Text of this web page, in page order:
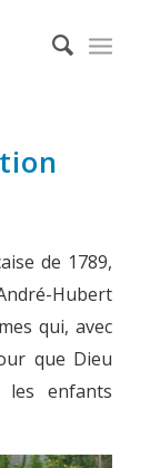
de 1789,
Hubert
qui, avec
que Dieu
les enfants